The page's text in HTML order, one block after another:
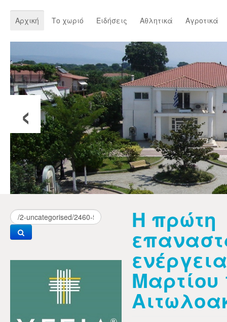
Αρχική Το χωριό Ειδήσεις Αθλητικά Αγροτικά
‹
Η πρώτη
Μαρτίου